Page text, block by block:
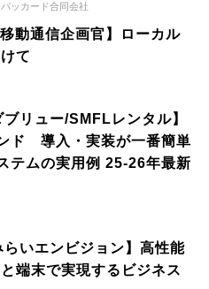
ッカード合同会社
動通信企画官】ローカル
て
リュー/SMFLレンタル】
ド 導入・実装が一番簡単
テムの実用例 25-26年最新
らいエンビジョン】高性能
端末で実現するビジネス